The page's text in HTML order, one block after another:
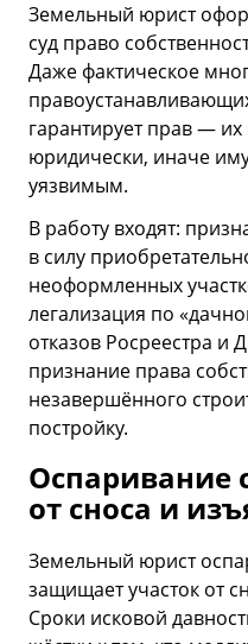
Земельный юрист
суд право
Даже фактическое
гарантирует прав —
юридически, иначе
уязвимым.
В работу входят:
в силу
неоформленных
легализация по
отказов Росреестра и
признание права
незавершённого
постройку.
Оспаривание
от сноса и
Земельный юрист
защищает участок от
Сроки исковой